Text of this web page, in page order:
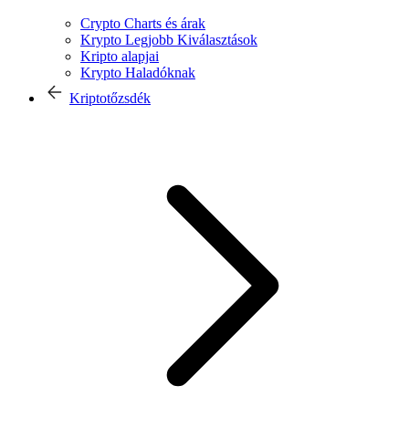
Crypto Charts és árak
Krypto Legjobb Kiválasztások
Kripto alapjai
Krypto Haladóknak
Kriptotőzsdék